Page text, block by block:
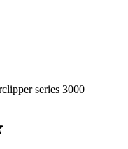
series 3000